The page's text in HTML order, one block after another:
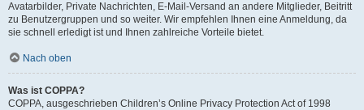
Avatarbilder, Private Nachrichten, E-Mail-Versand an andere Mitglieder, Beitritt
zu Benutzergruppen und so weiter. Wir empfehlen Ihnen eine Anmeldung, da
sie schnell erledigt ist und Ihnen zahlreiche Vorteile bietet.
Nach oben
Was ist COPPA?
COPPA, ausgeschrieben Children’s Online Privacy Protection Act of 1998